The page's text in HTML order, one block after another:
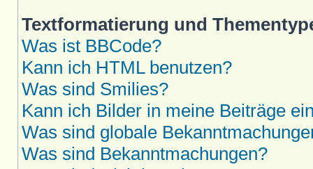
Textformatierung und
Was ist BBCode?
Kann ich HTML benutzen?
Was sind Smilies?
Kann ich Bilder in meine Beiträge
Was sind globale
Was sind Bekanntmachungen?